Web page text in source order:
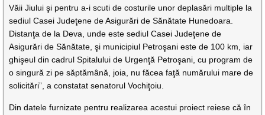
Văii Jiului şi pentru a-i scuti de costurile unor deplasări multiple la
sediul Casei Judeţene de Asigurări de Sănătate Hunedoara.
Distanţa de la Deva, unde este sediul Casei Judeţene de
Asigurări de Sănătate, şi municipiul Petroşani este de 100 km, iar
ghişeul din cadrul Spitalului de Urgenţă Petroşani, cu program de
o singură zi pe săptămână, joia, nu făcea faţă numărului mare de
solicitări”, a constatat senatorul Vochiţoiu.
Din datele furnizate pentru realizarea acestui proiect reiese că în